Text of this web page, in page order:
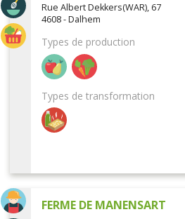
Rue Albert Dekkers(WAR), 67
4608 - Dalhem
Types de production
Types de transformation
FERME DE MANENSART